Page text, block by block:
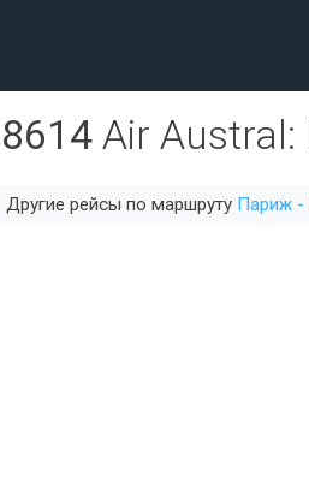
Air Austral:
Другие рейсы по маршруту Париж